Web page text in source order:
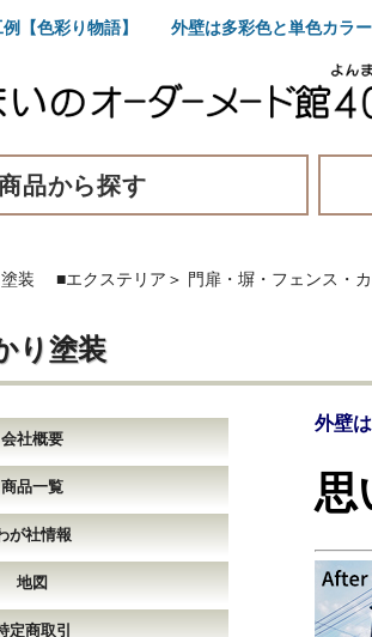
【色彩り物語】 外壁は多彩色と単色カラー
品から探す
装 ■エクステリア ＞ 門扉・塀・フェンス・
り塗装
会社概要
商品一覧
が社情報
地図
定商取引
外壁
思